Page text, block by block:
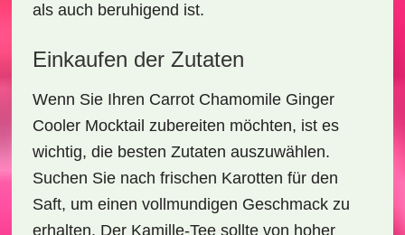
als auch beruhigend ist.
Einkaufen der Zutaten
Wenn Sie Ihren Carrot Chamomile Ginger
Cooler Mocktail zubereiten möchten, ist es
wichtig, die besten Zutaten auszuwählen.
Suchen Sie nach frischen Karotten für den
Saft, um einen vollmundigen Geschmack zu
erhalten. Der Kamille-Teesollte von hoher